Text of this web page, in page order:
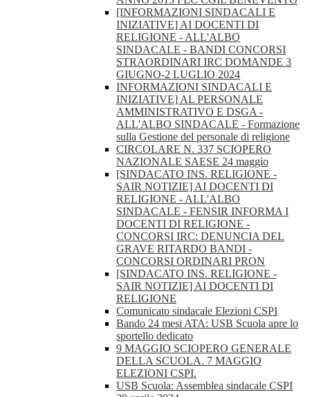
[INFORMAZIONI SINDACALI E
INIZIATIVE] AI DOCENTI DI
RELIGIONE - ALL'ALBO
SINDACALE - BANDI CONCORSI
STRAORDINARI IRC DOMANDE 3
GIUGNO-2 LUGLIO 2024
INFORMAZIONI SINDACALI E
INIZIATIVE] AL PERSONALE
AMMINISTRATIVO E DSGA -
ALL'ALBO SINDACALE - Formazione
sulla Gestione del personale di religione
CIRCOLARE N. 337 SCIOPERO
NAZIONALE SAESE 24 maggio
[SINDACATO INS. RELIGIONE -
SAIR NOTIZIE] AI DOCENTI DI
RELIGIONE - ALL'ALBO
SINDACALE - FENSIR INFORMA I
DOCENTI DI RELIGIONE -
CONCORSI IRC: DENUNCIA DEL
GRAVE RITARDO BANDI -
CONCORSI ORDINARI PRON
[SINDACATO INS. RELIGIONE -
SAIR NOTIZIE] AI DOCENTI DI
RELIGIONE
Comunicato sindacale Elezioni CSPI
Bando 24 mesi ATA: USB Scuola apre lo
sportello dedicato
9 MAGGIO SCIOPERO GENERALE
DELLA SCUOLA. 7 MAGGIO
ELEZIONI CSPI.
USB Scuola: Assemblea sindacale CSPI